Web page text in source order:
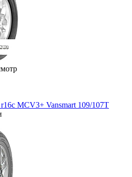
MCV3+ Vansmart 109/107T